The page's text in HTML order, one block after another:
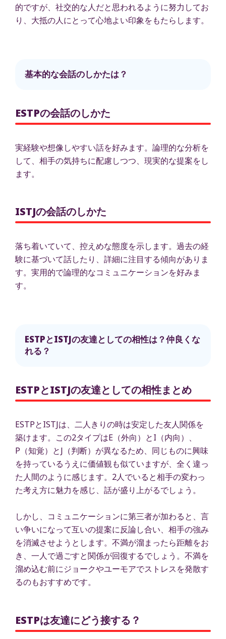
的ですが、社交的な人だと思われるように努力してお
り、大抵の人にとって心地よい印象をもたらします。
基本的な会話のしかたは？
ESTPの会話のしかた
実経験や想像しやすい話を好みます。論理的な分析を
して、相手の気持ちに配慮しつつ、現実的な提案をし
ます。
ISTJの会話のしかた
落ち着いていて、控えめな態度を示します。過去の経
験に基づいて話したり、詳細に注目する傾向がありま
す。実用的で論理的なコミュニケーションを好みま
す。
ESTPとISTJの友達としての相性は？仲良くな
れる？
ESTPとISTJの友達としての相性まとめ
ESTPとISTJは、二人きりの時は安定した友人関係を
築けます。この2タイプはE（外向）とI（内向）、
P（知覚）とJ（判断）が異なるため、同じものに興味
を持っているうえに価値観も似ていますが、全く違っ
た人間のように感じます。2人でいると相手の変わっ
た考え方に魅力を感じ、話が盛り上がるでしょう。
しかし、コミュニケーションに第三者が加わると、言
い争いになって互いの提案に反論し合い、相手の強み
を消滅させようとします。不満が溜まったら距離をお
き、一人で過ごすと関係が回復するでしょう。不満を
溜め込む前にジョークやユーモアでストレスを発散す
るのもおすすめです。
ESTPは友達にどう接する？